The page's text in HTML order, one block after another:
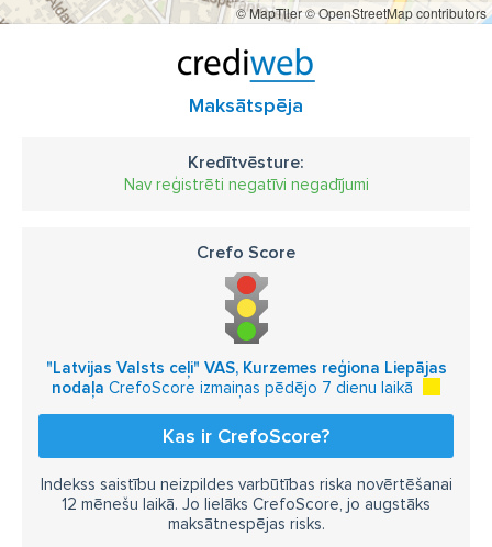
© MapTiler© OpenStreetMap contributors
Maksātspēja
Kredītvēsture:
Nav reģistrēti negatīvi negadījumi
Crefo Score
"Latvijas Valsts ceļi" VAS, Kurzemes reģiona Liepājas
nodaļa CrefoScore izmaiņas pēdējo 7 dienu laikā
Kas ir CrefoScore?
Indekss saistību neizpildes varbūtības riska novērtēšanai
12 mēnešu laikā. Jo lielāks CrefoScore, jo augstāks
maksātnespējas risks.